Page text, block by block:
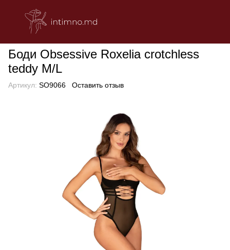
Боди Obsessive Roxelia crotchless
teddy M/L
Артикул: SO9066 Оставить отзыв